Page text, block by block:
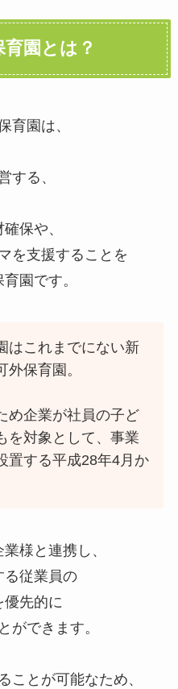
園とは？
育園は、
する、
保や、
を支援することを
園です。
はこれまでにない新
外保育園。
め企業が社員の子ど
を対象として、事業
置する平成28年4月か
様と連携し、
る従業員の
優先的に
ができます。
ことが可能なため、